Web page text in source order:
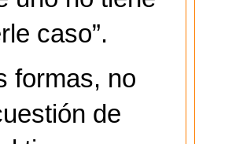
caso”.
formas, no
de